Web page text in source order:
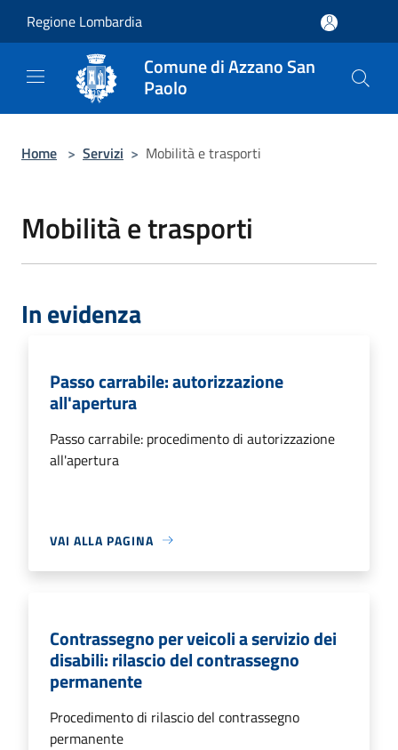
Regione Lombardia
Comune di Azzano San
Paolo
Home > Servizi > Mobilità e trasporti
Mobilità e trasporti
In evidenza
Passo carrabile: autorizzazione
all'apertura
Passo carrabile: procedimento di autorizzazione
all'apertura
VAI ALLA PAGINA
Contrassegno per veicoli a servizio dei
disabili: rilascio del contrassegno
permanente
Procedimento di rilascio del contrassegno
permanente